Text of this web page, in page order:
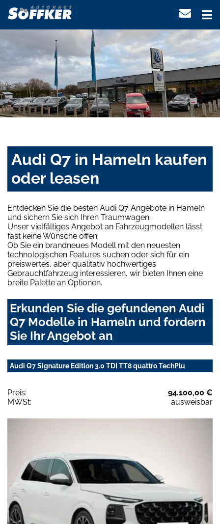
Audi Q7 in Hameln kaufen
oder leasen
Entdecken Sie die besten Audi Q7 Angebote in Hameln
und sichern Sie sich Ihren Traumwagen.
Unser vielfältiges Angebot an Fahrzeugmodellen lässt
fast keine Wünsche offen.
Ob Sie ein brandneues Modell mit den neuesten
technologischen Features suchen oder sich für ein
preiswertes, aber qualitativ hochwertiges
Gebrauchtfahrzeug interessieren, wir bieten Ihnen eine
breite Palette an Optionen.
Erkunden Sie die gefundenen Audi
Q7 Modelle in Hameln und fordern
Sie Ihr Angebot an
Audi Q7 Signature Edition 3.0 TDI TT8 quattro TechPlu
Preis:
94.100,00 €
MWSt:
ausweisbar